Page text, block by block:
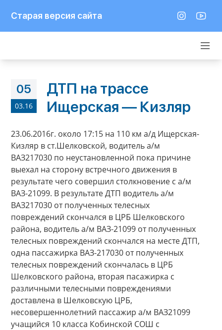
Старая версия сайта
05
03.16
ДТП на трассе
Ищерская — Кизляр
23.06.2016г. около 17:15 на 110 км а/д Ищерская-
Кизляр в ст.Шелковской, водитель а/м
ВАЗ217030 по неустановленной пока причине
выехал на сторону встречного движения в
результате чего совершил столкновение с а/м
ВАЗ-21099. В результате ДТП водитель а/м
ВАЗ217030 от полученных телесных
повреждений скончался в ЦРБ Шелковского
района, водитель а/м ВАЗ-21099 от полученных
телесных повреждений скончался на месте ДТП,
одна пассажирка ВАЗ-217030 от полученных
телесных повреждений скончалась в ЦРБ
Шелковского района, вторая пасажирка с
различными телесными повреждениями
доставлена в Шелковскую ЦРБ,
несовершеннолетний пассажир а/м ВАЗ21099
учащийся 10 класса Кобинской СОШ с